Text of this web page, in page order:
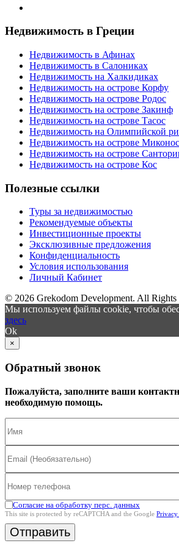
Недвижимость в Греции
Недвижимость в Афинах
Недвижимость в Салониках
Недвижимость на Халкидиках
Недвижимость на острове Корфу
Недвижимость на острове Родос
Недвижимость на острове Закинф
Недвижимость на острове Тасос
Недвижимость на Олимпийской
Недвижимость на острове Миконос
Недвижимость на острове
Недвижимость на острове Кос
Полезные ссылки
Туры за недвижимостью
Рекомендуемые объекты
Инвестиционные проекты
Эксклюзивные предложения
Конфиденциальность
Условия использования
Личный Кабинет
© 2026 Grekodom Development. All Rights
Мы используем файлы cookie, чтобы
здесь
Ok
×
Обратный звонок
Пожалуйста, заполните ваши
необходимую помощь.
Согласие на обработку перс. данных
This site is protected by reCAPTCHA and the Google
Отправить